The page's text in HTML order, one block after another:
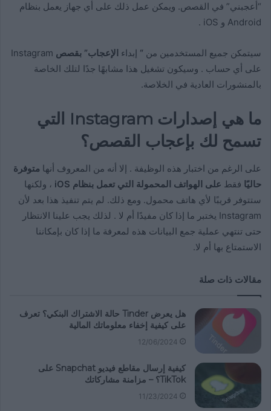
“أعجبني” في القصص. ويمكن عمل ذلك على أي جهاز يعمل بنظام
Android و iOS .
سيتمكن جميع المستخدمين من “ إبداء الإعجاب” بقصص Instagram
على أي حساب . وسيكون تشغيل هذا مشابهًا جدًا لتلك الخاصة
بالمنشورات العادية في الخلاصة.
ما هي إصدارات Instagram التي
تسمح لك بإعجاب القصص؟
على الرغم من اختبار هذه الوظيفة . إلا أنه من المعروف أنها متوفرة
حاليًا فقط على الهواتف المحمولة التي تعمل بنظام iOS
، ولكنها
ستتوفر قريبًا لأي هاتف محمول. ومع ذلك. لم يتم تنفيذ هذا بعد لأن
Instagram يختبر ما إذا كان مفيدًا أم لا . لذلك يجب علينا الانتظار
حتى تنتهي عملية جمع البيانات هذه لمعرفة ما إذا كان بإمكاننا
الاستمتاع بها أم لا.
مقالات ذات صلة
هل يعرض Tinder حالة الاشتراك البنكي؟ تعرف
على كيفية إخفاء معلوماتك المالية
12/06/2024
كيفية إرسال مقاطع فيديو Snapchat على
TikTok؟ – مزامنة مشاركاتك
11/23/2024